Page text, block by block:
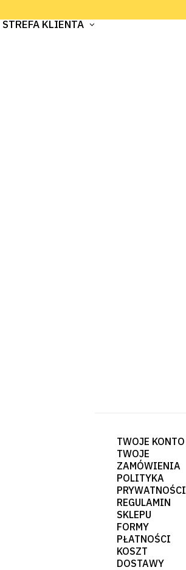
STREFA KLIENTA
TWOJE KONTO
TWOJE
ZAMÓWIENIA
POLITYKA
PRYWATNOŚCI
REGULAMIN
SKLEPU
FORMY
PŁATNOŚCI
KOSZT
DOSTAWY